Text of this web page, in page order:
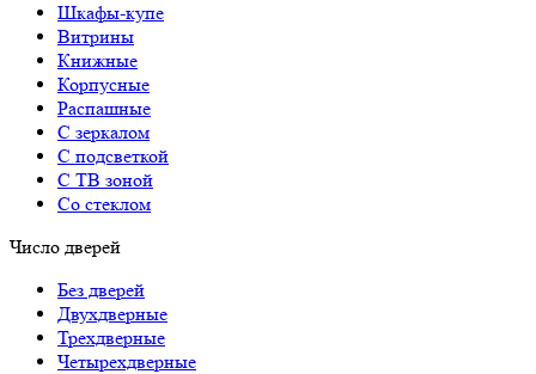
Шкафы-купе
Витрины
Книжные
Корпусные
Распашные
С зеркалом
С подсветкой
С ТВ зоной
Со стеклом
Число дверей
Без дверей
Двухдверные
Трехдверные
Четырехдверные